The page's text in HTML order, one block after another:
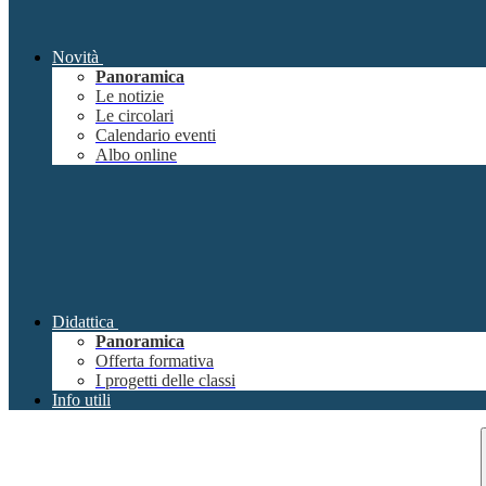
Novità
Panoramica
Le notizie
Le circolari
Calendario eventi
Albo online
Didattica
Panoramica
Offerta formativa
I progetti delle classi
Info utili